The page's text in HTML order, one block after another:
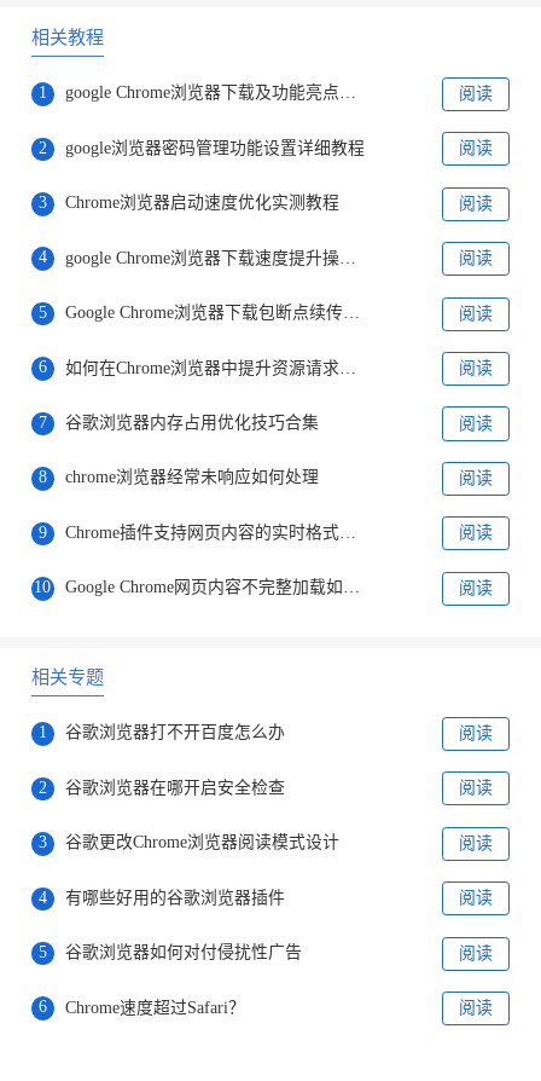
相关教程
1 google Chrome浏览器下载及功能亮点操作教程 阅读
2 google浏览器密码管理功能设置详细教程 阅读
3 Chrome浏览器启动速度优化实测教程 阅读
4 google Chrome浏览器下载速度提升操作技巧 阅读
5 Google Chrome浏览器下载包断点续传及恢复 阅读
6 阅读
7 谷歌浏览器内存占用优化技巧合集 阅读
8 chrome浏览器经常未响应如何处理 阅读
9 Chrome插件支持网页内容的实时格式调整与美化 阅读
10 Google Chrome网页内容不完整加载如何解决 阅读
相关专题
1 谷歌浏览器打不开百度怎么办 阅读
2 谷歌浏览器在哪开启安全检查 阅读
3 谷歌更改Chrome浏览器阅读模式设计 阅读
4 有哪些好用的谷歌浏览器插件 阅读
5 谷歌浏览器如何对付侵扰性广告 阅读
6 Chrome速度超过Safari？ 阅读